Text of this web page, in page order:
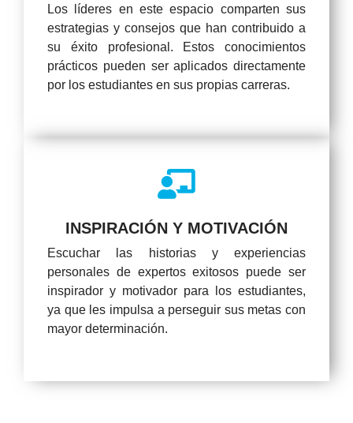
Los líderes en este espacio comparten sus
estrategias y consejos que han contribuido a
su éxito profesional. Estos conocimientos
prácticos pueden ser aplicados directamente
por los estudiantes en sus propias carreras.
INSPIRACIÓN Y MOTIVACIÓN
Escuchar las historias y experiencias
personales de expertos exitosos puede ser
inspirador y motivador para los estudiantes,
ya que les impulsa a perseguir sus metas con
mayor determinación.